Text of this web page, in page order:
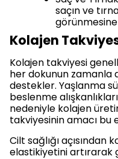
saçın ve
görünmesine
Kolajen
Kolajen takviyesi
her dokunun zamanla
destekler. Yaşlanma
beslenme
nedeniyle kolajen
takviyesinin amacı
Cilt sağlığı açısından
elastikiyetini artırarak